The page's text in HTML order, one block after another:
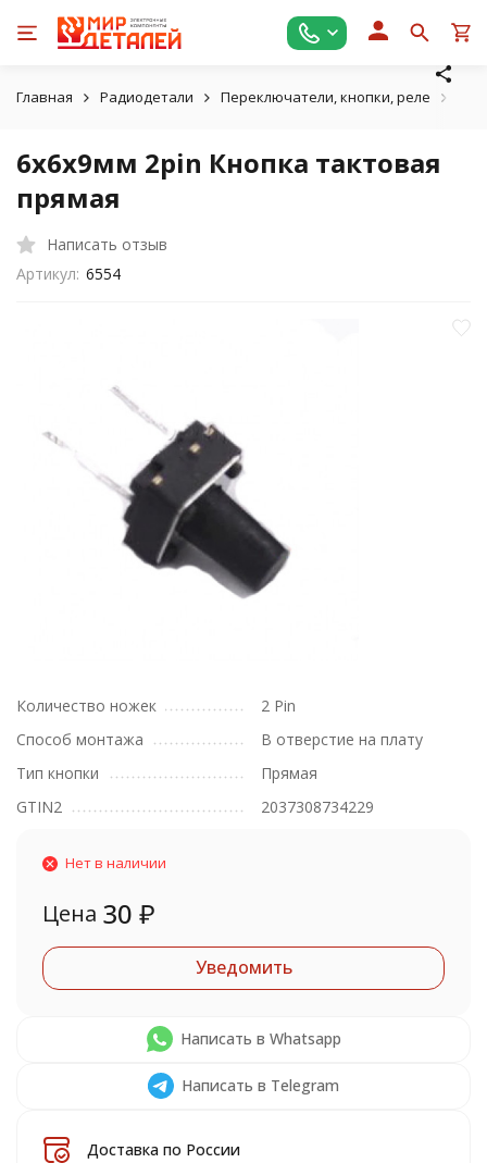
Главная Радиодетали Переключатели, кнопки, реле
6х6х9мм 2pin Кнопка тактовая
прямая
Написать отзыв
Артикул: 6554
Количество ножек
2 Pin
Способ монтажа
В отверстие на плату
Тип кнопки
Прямая
GTIN2
2037308734229
Нет в наличии
Цена 30 ₽
Уведомить
Написать в Whatsapp
Написать в Telegram
Доставка по России